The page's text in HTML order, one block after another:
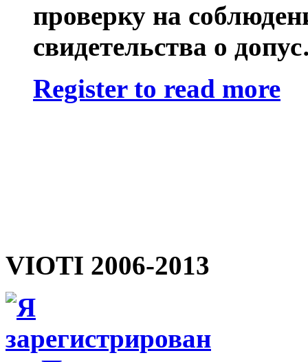
проверку на
свидетельства о
Register to read more
VIOTI 2006-2013